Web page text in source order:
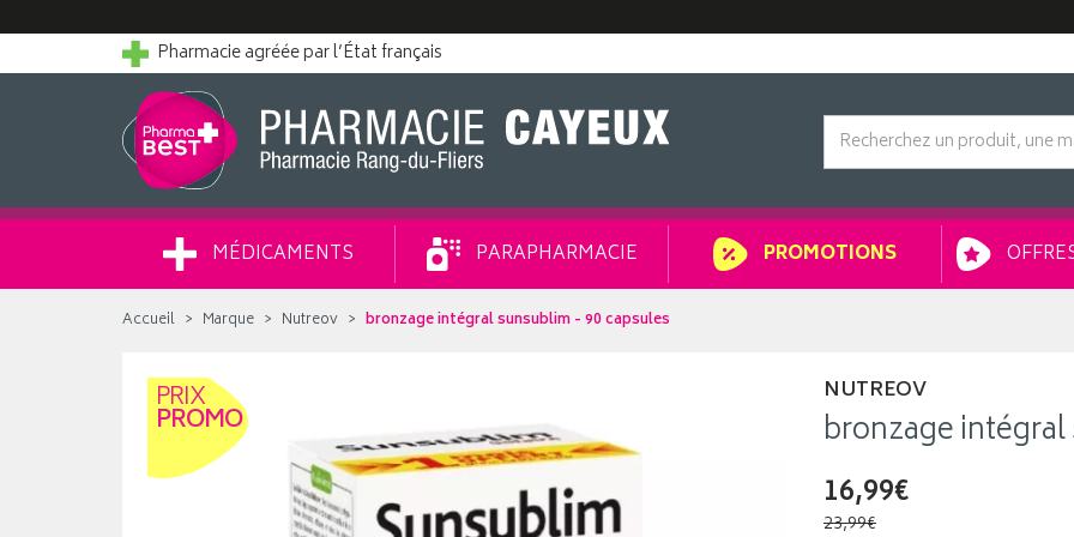
Pharmacie agréée par l’État français
MÉDICAMENTS PARAPHARMACIE PROMOTIONS
Accueil Marque Nutreov bronzage intégral sunsublim - 90 capsules
PRIX
PROMO
NUTREOV
bronzage
16,99€
23,99€